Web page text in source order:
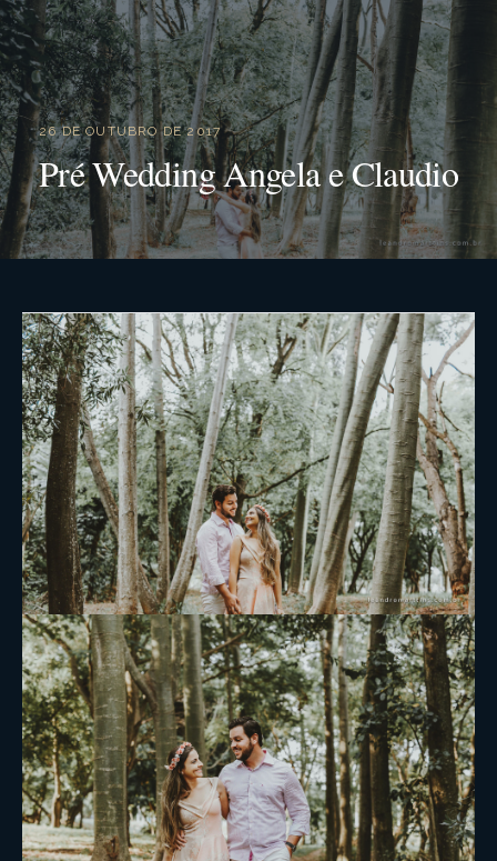
26 DE OUTUBRO DE 2017
Pré Wedding Angela e Claudio